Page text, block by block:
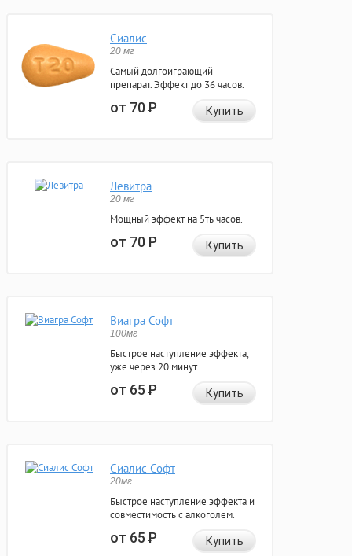
Сиалис
20 мг
Самый долгоиграющий
препарат. Эффект до 36 часов.
от 70Р Купить
Левитра
20 мг
Мощный эффект на 5ть часов.
от 70Р Купить
Виагра Софт
100мг
Быстрое наступление эффекта,
уже через 20 минут.
от 65Р Купить
Сиалис Софт
20мг
Быстрое наступление эффекта и
совместимость с алкоголем.
от 65Р Купить